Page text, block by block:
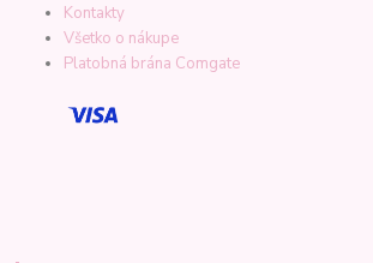
Kontakty
Všetko o nákupe
Platobná brána Comgate